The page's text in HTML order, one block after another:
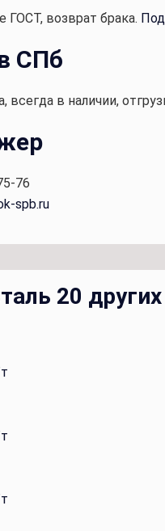
ГОСТ, возврат брака.
СПб
всегда в наличии,
76
spb.ru
20